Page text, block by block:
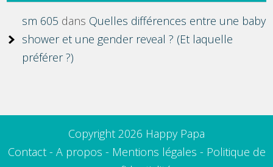
sm 605 dans Quelles différences entre une baby
shower et une gender reveal ? (Et laquelle
préférer ?)
Copyright 2026 Happy Papa
Contact- A propos - Mentions légales - Politique de